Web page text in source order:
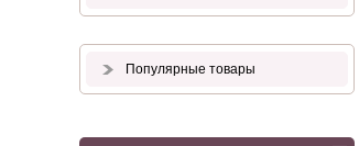
Популярные товары